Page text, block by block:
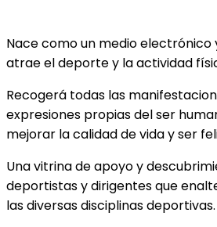
Nace como un medio electrónico
atrae el deporte y la actividad
Recogerá todas las
expresiones propias del ser
mejorar la calidad de vida y ser
Una vitrina de apoyo y
deportistas y dirigentes que
las diversas disciplinas deportivas.